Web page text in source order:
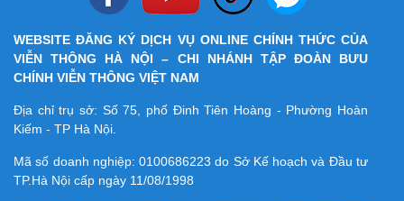
WEBSITE ĐĂNG KÝ DỊCH VỤ ONLINE CHÍNH THỨC CỦA
VIỄN THÔNG HÀ NỘI – CHI NHÁNH TẬP ĐOÀN BƯU
CHÍNH VIỄN THÔNG VIỆT NAM
Địa chỉ trụ sở: Số 75, phố Đinh Tiên Hoàng - Phường Hoàn
Kiếm - TP Hà Nội.
Mã số doanh nghiệp:0100686223 do Sở Kế hoạch và Đầu tư
TP.Hà Nội cấp ngày 11/08/1998